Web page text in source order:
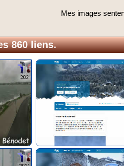
Mes images
860 liens.